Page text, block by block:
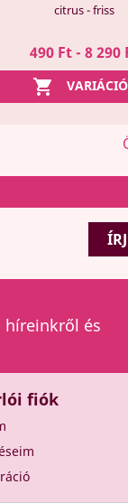
citrus - friss
490 Ft - 8 290

híreinkről és
fiók